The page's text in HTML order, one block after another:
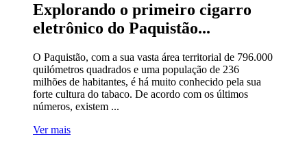
Explorando o primeiro cigarro
eletrônico do Paquistão...
O Paquistão, com a sua vasta área territorial de 796.000
quilómetros quadrados e uma população de 236
milhões de habitantes, é há muito conhecido pela sua
forte cultura do tabaco. De acordo com os últimos
números, existem ...
Ver mais